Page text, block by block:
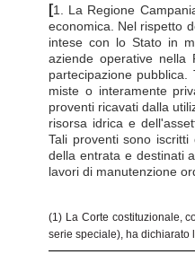
[1. La Regione
economica. Nel rispetto
intese con lo Stato in
aziende operative nella
partecipazione
miste o interamente
proventi ricavati dalla
risorsa idrica e
Tali proventi sono
della entrata e destinati
lavori di manutenzione
(1) La Corte costituzionale,
serie speciale), ha dichiarato